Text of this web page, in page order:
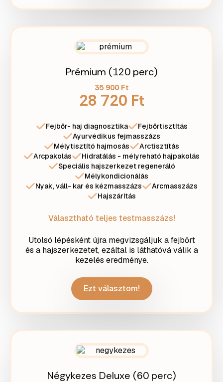
Prémium (120 perc)
35 900 Ft
28 720 Ft
Fejbőr- haj diagnosztika
Fejbőrtisztítás
Ayurvédikus fejmasszázs
Mélytisztító hajmosás
Arctisztítás
Arcpakolás
Hidratálás - mélyreható hajpakolás
Speciális hajszerkezet regeneráló
Mélykondicionálás
Nyak, váll- kar és kézmasszázs
Arcmasszázs
Hajszárítás
Választható teljes testmasszázs!
Utolsó lépésként újra megvizsgáljuk a fejbőrt
és a hajszerkezetet, ezáltal is láthatóvá válik a
kezelés eredménye.
Ezt választom!
Négykezes Deluxe (60 perc)